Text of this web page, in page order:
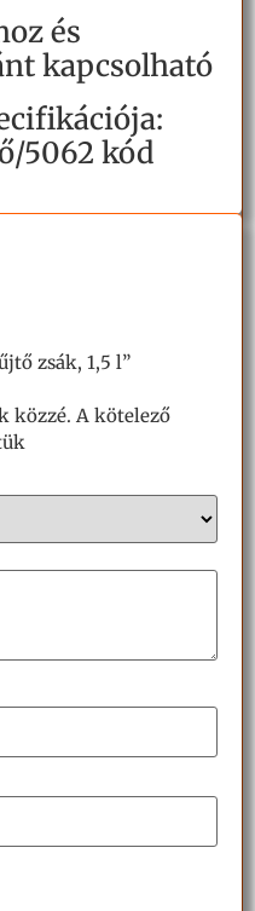
és
kapcsolható
5062 kód
zsák, 1,5 l”
közzé. A kötelező